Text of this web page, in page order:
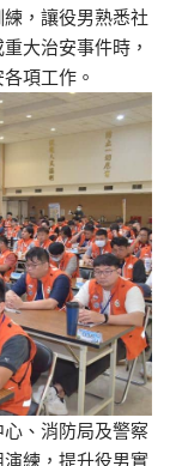
，讓役男熟悉社
大治安事件時，
項工作。
、消防局及警察
練，提升役男實